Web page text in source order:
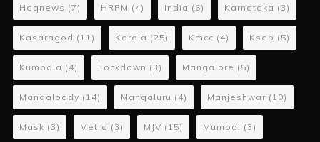
Haqnews (7) HRPM (4) India (6) Karnataka (3)
Kasaragod (11) Kerala (25) Kmcc (4) Kseb (5)
Kumbala (4) Lockdown (3) Mangalore (5)
Mangalpady (14) Mangaluru (4) Manjeshwar (10)
Mask (3) Metro (3) MJV (15) Mumbai (3)